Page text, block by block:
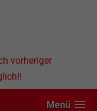
vorheriger
Menü